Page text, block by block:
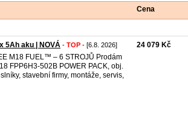
Cena
5Ah aku | NOVÁ - TOP - [6.8. 2026]
M18 FUEL™ – 6 STROJŮ Prodám
FPP6H3-502B POWER PACK, obj.
stavební firmy, montáže, servis,
24 079 Kč